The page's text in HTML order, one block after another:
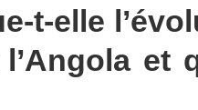
t-elle
et